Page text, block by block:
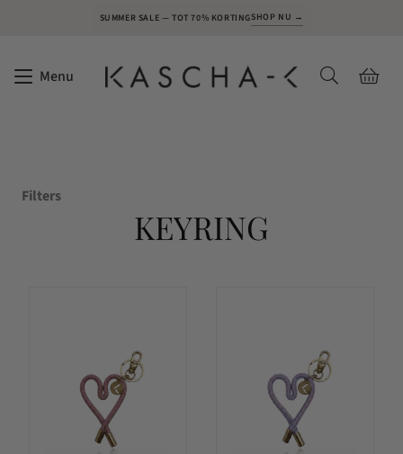
SUMMER SALE — TOT 70% KORTINGSHOP NU →
Menu
Filters
KEYRING